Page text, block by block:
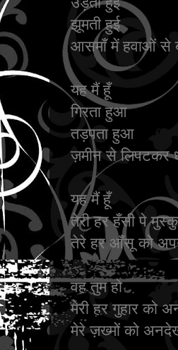
झूमती हुई
आसमाँ में हवाओं से
यह मैं हूँ
गिरता हुआ
तड़पता हुआ
ज़मीन से लिपटकर
यह मैं हूँ
तेरी हर हँसी पे
तेरे हर आँसू को
वह तुम हो
मेरी हर गुहार को
मेरे ज़ख्मों को